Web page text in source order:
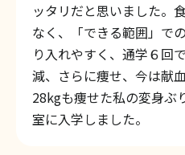
ッタリだと思いました。
なく、「できる範囲」で
り入れやすく、通学６回
減、さらに痩せ、今は献
28kgも痩せた私の変身ぶ
室に入学しました。